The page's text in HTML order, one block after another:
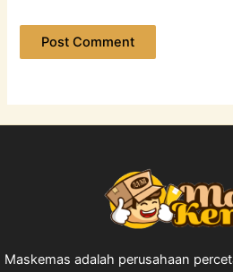
Maskemas adalah perusahaan